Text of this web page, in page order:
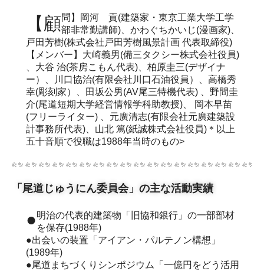
【顧問】岡河 貢(建築家・東京工業大学工学部非常勤講師)、かわぐちかいじ(漫画家)、
戸田芳樹(株式会社戸田芳樹風景計画 代表取締役)
【メンバー】大崎義男(備三タクシー株式会社役員)
、大谷 治(茶房こもん代表)、柏原圭三(デザイナ
ー）、川口協治(有限会社川口石油役員）、高橋秀
幸(彫刻家）、田坂公男(AV尾三特機代表) 、野間圭
介(尾道短期大学経営情報学科助教授)、 岡本早苗
(フリーライター) 、元廣清志(有限会社元廣建築設
計事務所代表)、山北 篤(紙誠株式会社役員)＊以上
五十音順で役職は1988年当時のもの>
「尾道じゅうにん委員会」の主な活動実績
●明治の代表的建築物「旧協和銀行」の一部部材 を保存(1988年)
●出会いの装置「アイアン・パルテノン構想」
(1989年)
●尾道まちづくりシンポジウム「一億円をどう活用